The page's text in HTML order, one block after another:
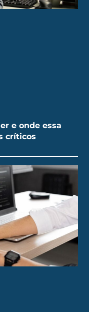
e onde essa
críticos